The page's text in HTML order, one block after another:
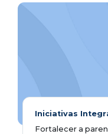
Iniciativas
Fortalecer a